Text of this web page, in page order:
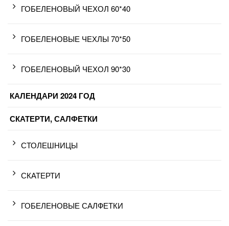
ГОБЕЛЕНОВЫЙ ЧЕХОЛ 60*40
ГОБЕЛЕНОВЫЕ ЧЕХЛЫ 70*50
ГОБЕЛЕНОВЫЙ ЧЕХОЛ 90*30
КАЛЕНДАРИ 2024 ГОД
СКАТЕРТИ, САЛФЕТКИ
СТОЛЕШНИЦЫ
СКАТЕРТИ
ГОБЕЛЕНОВЫЕ САЛФЕТКИ